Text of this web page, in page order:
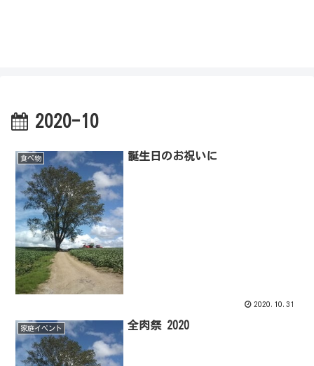
2020-10
食べ物 誕生日のお祝いに
2020.10.31
家庭イベント 全肉祭 2020